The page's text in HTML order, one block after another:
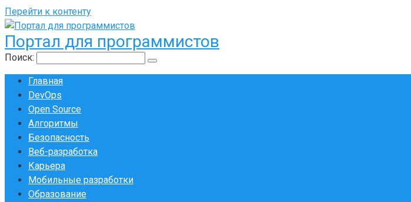
Перейти к контенту
Портал для программистов
Поиск:
Главная
DevOps
Open Source
Алгоритмы
Безопасность
Веб-разработка
Карьера
Мобильные разработки
Образование